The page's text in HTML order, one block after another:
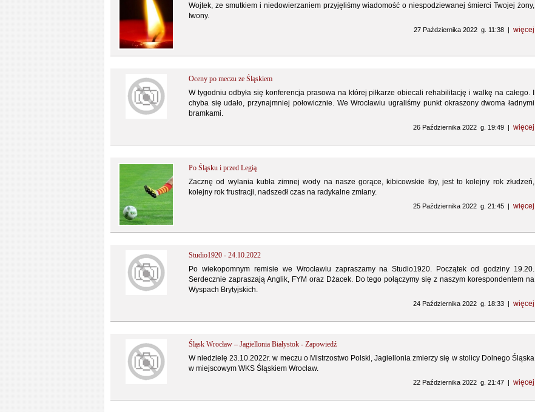
Wojtek, ze smutkiem i niedowierzaniem przyjęliśmy wiadomość o niespodziewanej śmierci Twojej żony,
Iwony.
27 Października 2022 g. 11:38 | więcej
Oceny po meczu ze Śląskiem
W tygodniu odbyła się konferencja prasowa na której piłkarze obiecali rehabilitację i walkę na całego. I
chyba się udało, przynajmniej połowicznie. We Wrocławiu ugraliśmy punkt okraszony dwoma ładnymi
bramkami.
26 Października 2022 g. 19:49 | więcej
Po Śląsku i przed Legią
Zacznę od wylania kubła zimnej wody na nasze gorące, kibicowskie łby, jest to kolejny rok złudzeń,
kolejny rok frustracji, nadszedł czas na radykalne zmiany.
25 Października 2022 g. 21:45 | więcej
Studio1920 - 24.10.2022
Po wiekopomnym remisie we Wrocławiu zapraszamy na Studio1920. Początek od godziny 19.20.
Serdecznie zapraszają Anglik, FYM oraz Dżacek. Do tego połączymy się z naszym korespondentem na
Wyspach Brytyjskich.
24 Października 2022 g. 18:33 | więcej
Śląsk Wrocław – Jagiellonia Białystok - Zapowiedź
W niedzielę 23.10.2022r. w meczu o Mistrzostwo Polski, Jagiellonia zmierzy się w stolicy Dolnego Śląska
w miejscowym WKS Śląskiem Wrocław.
22 Października 2022 g. 21:47 | więcej